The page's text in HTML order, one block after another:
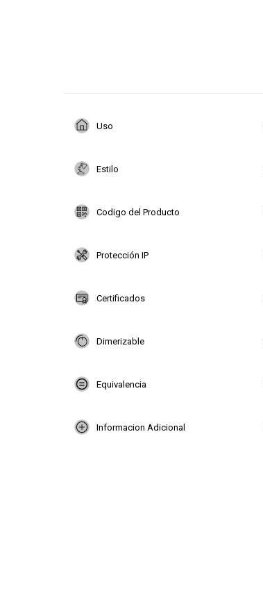
Uso
Estilo
Codigo del Producto
Protección IP
Certificados
Dimerizable
Equivalencia
Informacion Adicional